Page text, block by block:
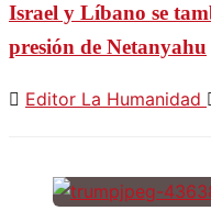
Israel y Líbano se
presión de Netanyahu
Editor La Humanidad